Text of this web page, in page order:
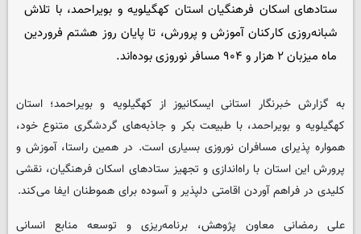
ستادهای اسکان فرهنگیان استان کهگیلویه و بویراحمد، با تلاش
شبانه‌روزی کارکنان آموزش و پرورش، تا پایان روز هشتم فروردین
ماه میزبان ۲ هزار و ۹۰۴ مسافر نوروزی بوده‌اند.
به گزارش خبرنگار استانی ایسکانیوز از کهگیلویه و بویراحمد؛ استان
کهگیلویه و بویراحمد، با طبیعت بکر و جاذبه‌های گردشگری متنوع خود،
همواره پذیرای مسافران نوروزی بسیاری است. در همین راستا، آموزش و
پرورش این استان با راه‌اندازی و تجهیز ستادهای اسکان فرهنگیان، نقشی
کلیدی در فراهم آوردن اقامتی دلپذیر و آسوده برای هموطنان ایفا می‌کند.
علی رمضانی معاون پژوهش، برنامه‌ریزی و توسعه منابع انسانی